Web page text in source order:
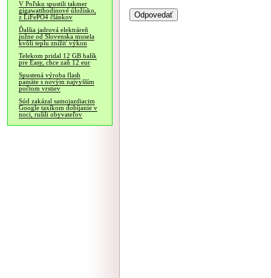
V Poľsku spustili takmer
gigawatthodinové úložisko,
z LiFePO4 článkov
Ďalšia jadrová elektráreň
južne od Slovenska musela
kvôli teplu znížiť výkon
Telekom pridal 12 GB balík
pre Easy, chce zaň 12 eur
Spustená výroba flash
pamäte s novým najvyšším
počtom vrstiev
Súd zakázal samojazdiacim
Google taxíkom dobíjanie v
noci, rušili obyvateľov